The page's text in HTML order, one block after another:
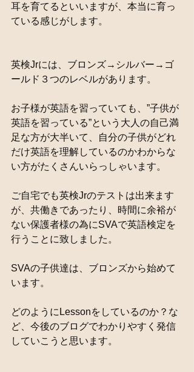
耳を育てるといいますが、本当に育っ
ている感じがします。
英検Jrには、ブロンズ→シルバー→ゴ
ールド３つのレベルがあります。
お子様が英語を習っていても、”子供が
英語を習っている”という大人の自己満
足な方が大半いて、自分の子供がどれ
だけ英語を理解しているのかわからな
い方がたくさんいらっしゃいます。
ご自宅でも英検Jrのテストは出来ます
が、共働きであったり、時間に余裕が
ない保護者様の為にSVAで英語検定を
行うことに致しました。
SVAの子供達は、ブロンズから始めて
います。
どのようにLessonをしているのか？な
ど、今後のブログでわかりやすく発信
していこうと思います。